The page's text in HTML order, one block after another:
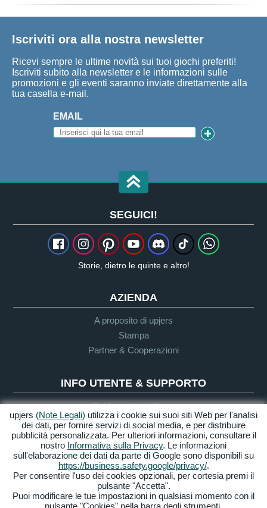
Iscriviti ora alla nostra newsletter
Ricevi sempre le ultime novità sui tuoi giochi preferiti!
Iscriviti subito alla newsletter e le informazioni sulle
promozioni e gli eventi saranno inviate direttamente alla
tua casella e-mail.
EMAIL
SEGUICI!
Storie, dietro le quinte e altro!
AZIENDA
A proposito di upjers
Stampa
Partner & Cooperazioni
INFO UTENTE & SUPPORTO
Guida per Let's Plays
Supporto
Crediti & Note
Privacy
Termini &
Condizioni
Accessibilità
Gestione Cookies
upjers (Note Legali) utilizza i cookie sui suoi siti Web per l'analisi
dei dati, per fornire servizi di social media, e per distribuire
pubblicità personalizzata. Per ulteriori informazioni, consultare il
nostro Informativa sulla Privacy. Le informazioni
sull'elaborazione dei dati da parte di Google sono disponibili su
https://business.safety.google/privacy/.
Per consentire l'uso dei cookies opzionali, per cortesia premi il
pulsante "Accetta".
Puoi modificare le tue impostazioni in qualsiasi momento con il
pulsante "Cookies" nella barra degli strumenti.